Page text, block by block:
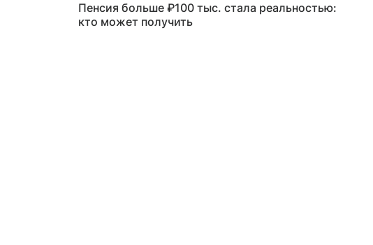
Пенсия больше ₽100 тыс. стала реальностью:
кто может получить